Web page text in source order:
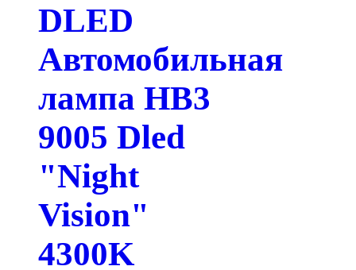
DLED
Автомобильная
лампа HB3
9005 Dled
"Night
Vision"
4300K